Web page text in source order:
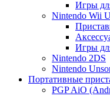
Игры
Nintendo Wii
Игры
Nintendo 2DS
Nintendo
Портативные
PGP AiO